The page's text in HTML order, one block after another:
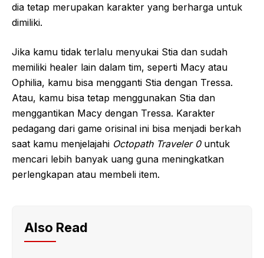
dia tetap merupakan karakter yang berharga untuk
dimiliki.
Jika kamu tidak terlalu menyukai Stia dan sudah
memiliki healer lain dalam tim, seperti Macy atau
Ophilia, kamu bisa mengganti Stia dengan Tressa.
Atau, kamu bisa tetap menggunakan Stia dan
menggantikan Macy dengan Tressa. Karakter
pedagang dari game orisinal ini bisa menjadi berkah
saat kamu menjelajahi Octopath Traveler 0untuk
mencari lebih banyak uang guna meningkatkan
perlengkapan atau membeli item.
Also Read